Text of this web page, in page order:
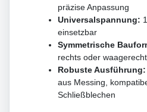
präzise Anpassung
Universalspannung:
einsetzbar
Symmetrische
rechts oder
Robuste Ausführung:
aus Messing,
Schließblechen